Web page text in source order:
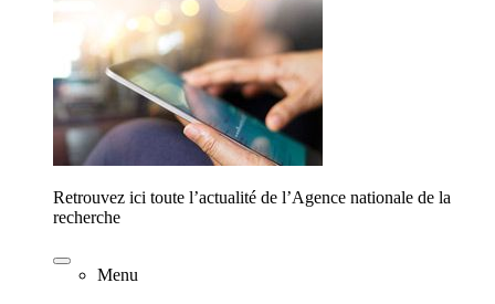
Retrouvez ici toute l’actualité de l’Agence nationale de la
recherche
Menu